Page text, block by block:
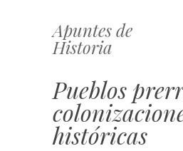
Apuntes de
Historia
Saltar
al
Pueblos
históricas